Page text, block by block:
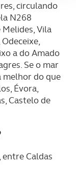
à sua
análise, com
terceiros.
de
com o seu
sua
serviços
circulando
N268
Vila
a do Amado
Se o mar
melhor do que
Évora,
Castelo de
Caldas